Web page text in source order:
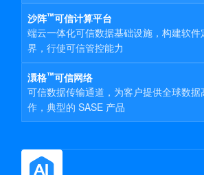
沙阵™可信计算平台
端云一体化可信数据基础设施，构建软件
界，行使可信管控能力
澴格™可信网络
可信数据传输通道，为客户提供全球数
作，典型的 SASE 产品